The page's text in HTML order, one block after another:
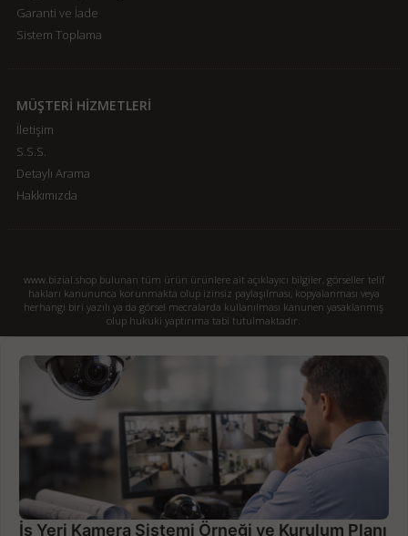
Garanti ve İade
Sistem Toplama
MÜŞTERİ HİZMETLERİ
İletişim
S.S.S.
Detaylı Arama
Hakkımızda
www.bizial.shop bulunan tüm ürün ürünlere ait açıklayıcı bilgiler, görseller telif
hakları kanununca korunmakta olup izinsiz paylaşılması, kopyalanması veya
herhangi biri yazılı ya da görsel mecralarda kullanılması kanunen yasaklanmış
olup hukuki yaptırıma tabi tutulmaktadır.
İş Yeri Kamera Sistemi Örneği ve Kurulum Planı